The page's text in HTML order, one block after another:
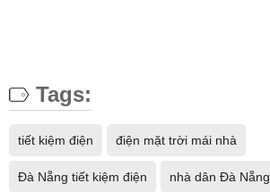
Tags:
tiết kiệm điện điện mặt trời mái nhà
Đà Nẵng tiết kiệm điện nhà dân Đà Nẵng